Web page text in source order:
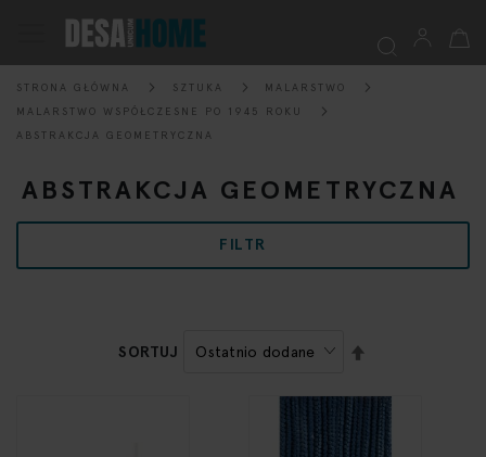
Mój
STRONA GŁÓWNA SZTUKA
MALARSTWO
MALARSTWO WSPÓŁCZESNE PO 1945 ROKU
ABSTRAKCJA GEOMETRYCZNA
ABSTRAKCJA GEOMETRYCZNA
SORTUJ
MALEJĄCY
FILTR